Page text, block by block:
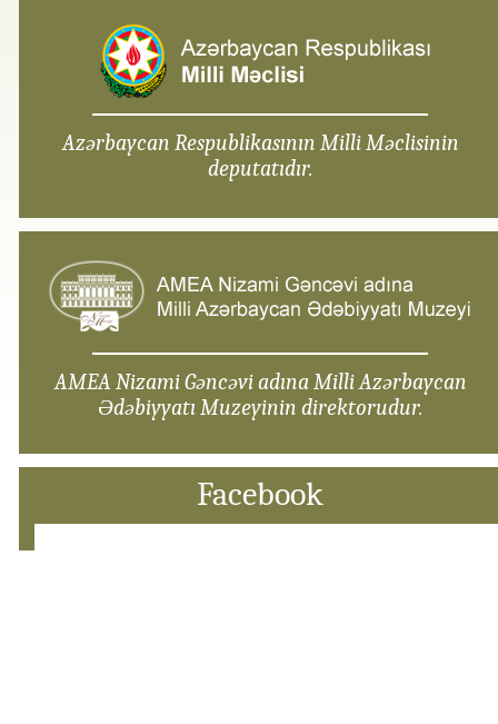
Azərbaycan Respublikasının Milli Məclisinin
deputatıdır.
AMEA Nizami Gəncəvi adına Milli Azərbaycan
Ədəbiyyatı Muzeyinin direktorudur.
Facebook